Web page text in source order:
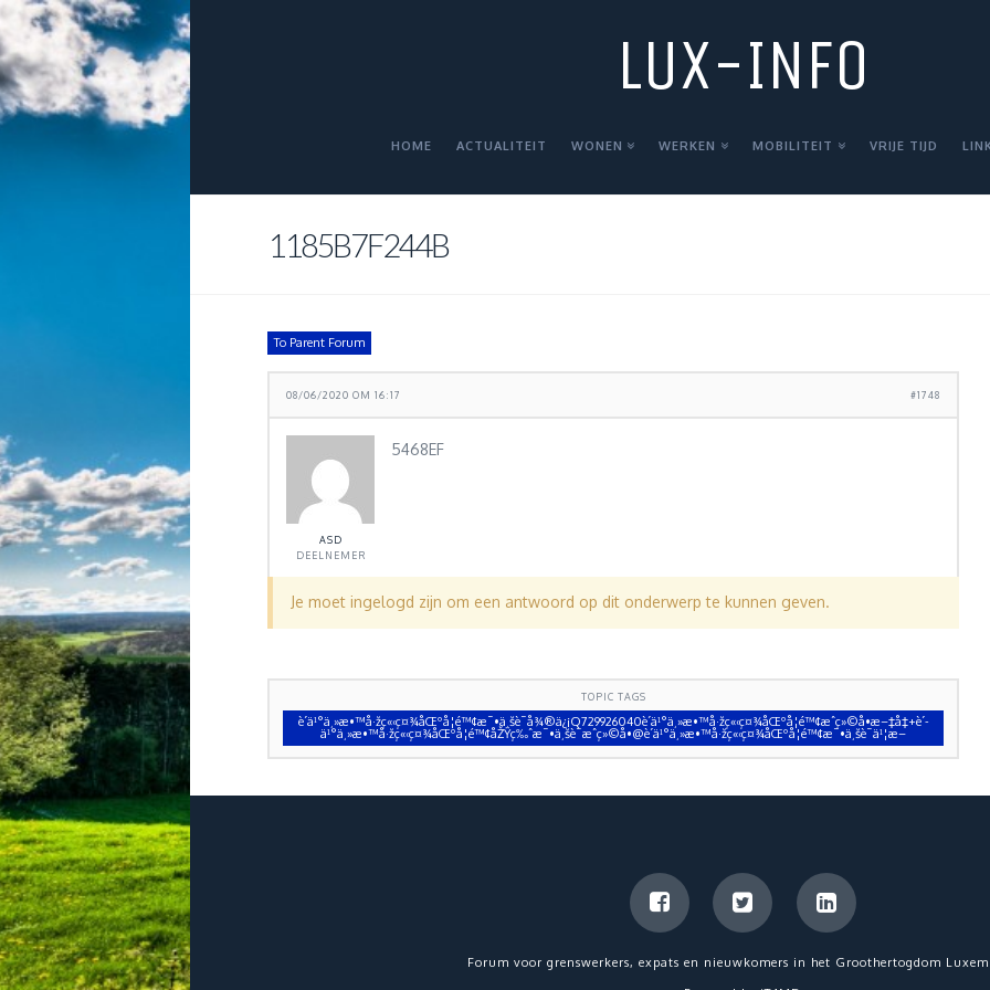
LUX-INFO
HOME ACTUALITEIT WONEN WERKEN MOBILITEIT VRIJE TIJD
1185B7F244B
To Parent Forum
08/06/2020 OM 16:17 #1748
ASD
DEELNEMER
5468EF
Je moet ingelogd zijn om een antwoord op dit onderwerp te kunnen geven.
TOPIC TAGS
è´­ä¹°ä¸»æ•™å·žç«‹ç¤¾åŒºå­¦é™¢æ¯•ä¸šè¯å¾®ä¿¡Q729926040è´­ä¹°ä¸»æ•™å·žç«‹ç¤¾åŒºå­¦é™¢æˆç»©å•æ–‡å‡­+è´­
ä¹°ä¸»æ•™å·žç«‹ç¤¾åŒºå­¦é™¢åŽŸç‰ˆæ¯•ä¸šè¯æˆç»©å•@è´­ä¹°ä¸»æ•™å·žç«‹ç¤¾åŒºå­¦é™¢æ¯•ä¸šè¯ä¹¦æ–
Forum voor grenswerkers, expats en nieuwkomers in het Groothertogdom